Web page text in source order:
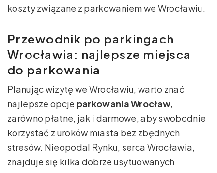
koszty związane z parkowaniem we Wrocławiu.
Przewodnik po parkingach
Wrocławia: najlepsze miejsca
do parkowania
Planując wizytę we Wrocławiu, warto znać
najlepsze opcje parkowania Wrocław,
zarówno płatne, jak i darmowe, aby swobodnie
korzystać z uroków miasta bez zbędnych
stresów. Nieopodal Rynku, serca Wrocławia,
znajduje się kilka dobrze usytuowanych